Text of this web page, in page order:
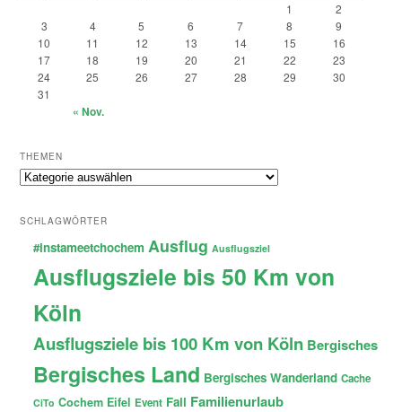
1
2
3
4 5 6 7 8
9
10
11 12 13 14 15
16
17
18 19 20 21 22
23
24
25 26 27 28 29
30
31
« Nov.
THEMEN
Themen
SCHLAGWÖRTER
#instameetchochem Ausflug Ausflugsziel
Ausflugsziele bis 50 Km von
Köln
Ausflugsziele bis 100 Km von Köln Bergisches
Bergisches Land Bergisches Wanderland Cache
CiTo Cochem Eifel Event Fail Familienurlaub